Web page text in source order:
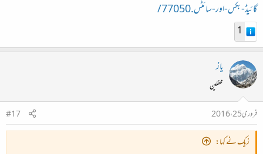
گائیڈ-بکس-اور-سائٹس.77050/
1
یاز
محفلین
فروری 25، 2016
#17
زیک نے کہا: